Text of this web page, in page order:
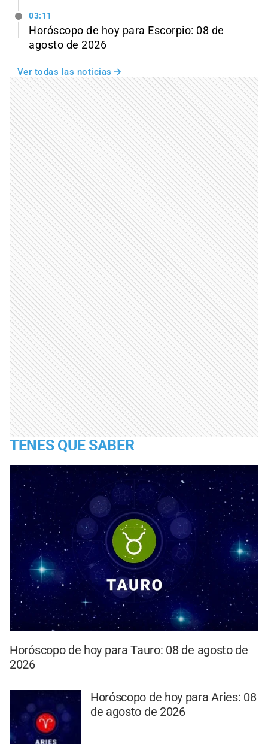
03:11
Horóscopo de hoy para Escorpio: 08 de
agosto de 2026
Ver todas las noticias
TENES QUE SABER
Horóscopo de hoy para Tauro: 08 de agosto de
2026
Horóscopo de hoy para Aries: 08
de agosto de 2026